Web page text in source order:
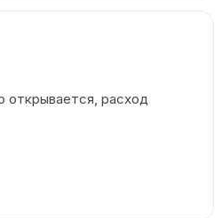
открывается, расход